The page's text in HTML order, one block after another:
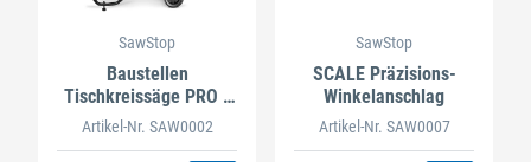
SawStop
Baustellen
Tischkreissäge PRO -
JSS - inkl. Fahrbares
Artikel-Nr. SAW0002
SawStop
SCALE Präzisions-
Winkelanschlag
Artikel-Nr. SAW0007